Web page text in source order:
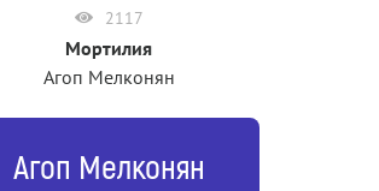
2117
Мортилия
Агоп Мелконян
Агоп Мелконян